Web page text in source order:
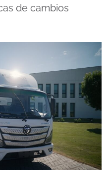
de cambios